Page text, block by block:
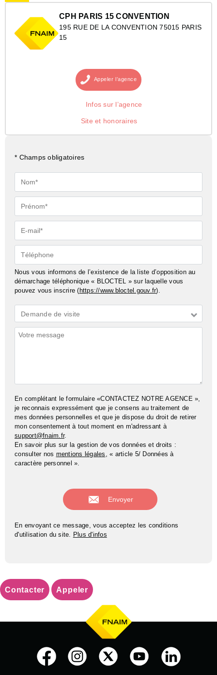
CPH PARIS 15 CONVENTION
195 RUE DE LA CONVENTION 75015 PARIS
15
Appeler l’agence
Infos sur l’agence
Site et honoraires
* Champs obligatoires
Nom*
Prénom*
E-
mail*
Téléphone
Nous vous informons de l’existence de la liste d’opposition au
démarchage téléphonique « BLOCTEL » sur laquelle vous
pouvez vous inscrire ( https://www.bloctel.gouv.fr).
Demande
*
Demande de visite
Commentaires
En complétant le formulaire «CONTACTEZ NOTRE AGENCE »,
je reconnais expressément que je consens au traitement de
mes données personnelles et que je dispose du droit de retirer
mon consentement à tout moment en m'adressant à
support@fnaim.fr.
En savoir plus sur la gestion de vos données et droits :
consulter nos mentions légales , « article 5/ Données à
caractère personnel ».
En envoyant ce message, vous acceptez les conditions
d'utilisation du site. Plus d'infos
Contacter Appeler